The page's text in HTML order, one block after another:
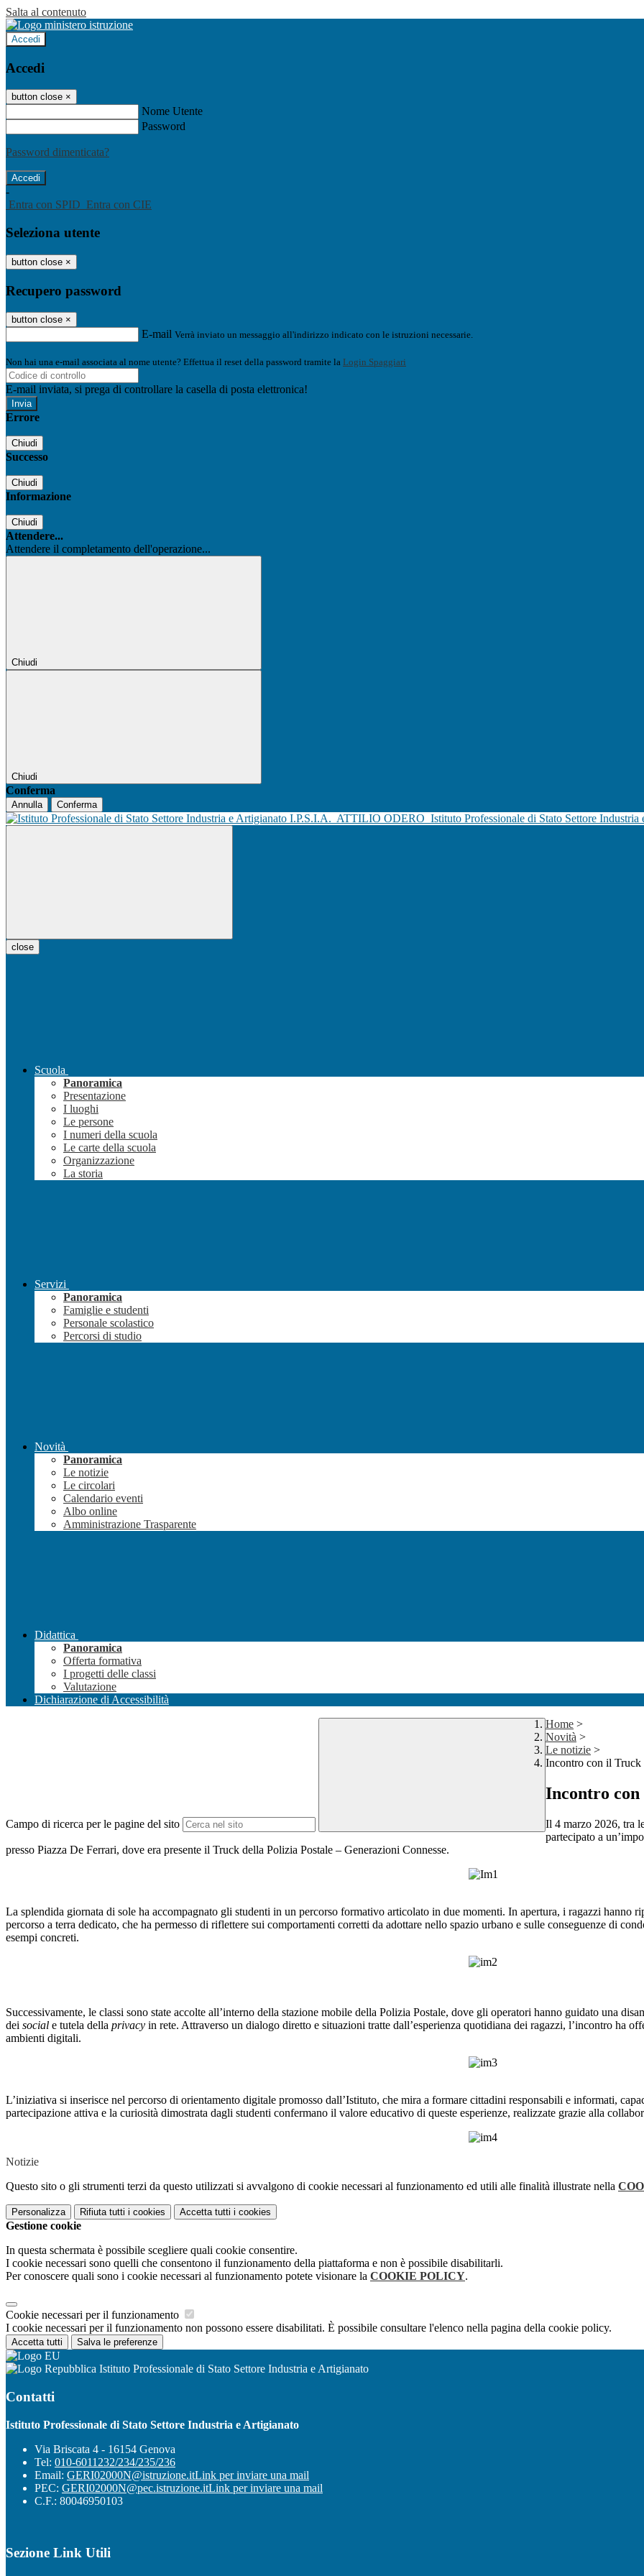
Salta al contenuto
Accedi
Accedi
button close ×
Nome Utente
Password
Password dimenticata?
-
Entra con SPID Entra con CIE
Seleziona utente
button close ×
Recupero password
button close ×
E-mail Verrà inviato un messaggio all'indirizzo indicato con le istruzioni necessarie.
Non hai una e-mail associata al nome utente? Effettua il reset della password tramite la Login Spaggiari
E-mail inviata, si prega di controllare la casella di posta elettronica!
Errore
Chiudi
Successo
Chiudi
Informazione
Chiudi
Attendere...
Attendere il completamento dell'operazione...
Chiudi
Chiudi
Conferma
Annulla Conferma
I.P.S.I.A. ATTILIO ODERO Istituto Professionale di Stato Settore Industria
close
Scuola
Panoramica
Presentazione
I luoghi
Le persone
I numeri della scuola
Le carte della scuola
Organizzazione
La storia
Servizi
Panoramica
Famiglie e studenti
Personale scolastico
Percorsi di studio
Novità
Panoramica
Le notizie
Le circolari
Calendario eventi
Albo online
Amministrazione Trasparente
Didattica
Panoramica
Offerta formativa
I progetti delle classi
Valutazione
Dichiarazione di Accessibilità
Campo di ricerca per le pagine del sito
Home >
Novità >
Le notizie >
Incontro con il Truck
Incontro
Il 4 marzo 2026, tra
partecipato a
presso Piazza De Ferrari, dove era presente il Truck della Polizia Postale – Generazioni Connesse.
La splendida giornata di sole ha accompagnato gli studenti in un percorso formativo articolato in due momenti. In apertura, i ragazzi hanno
percorso a terra dedicato, che ha permesso di riflettere sui comportamenti corretti da adottare nello spazio urbano e sulle conseguenze di
esempi concreti.
Successivamente, le classi sono state accolte all’interno della stazione mobile della Polizia Postale, dove gli operatori hanno guidato una
dei social e tutela della privacy in rete. Attraverso un dialogo diretto e situazioni tratte dall’esperienza quotidiana dei ragazzi, l’incontro ha
ambienti digitali.
L’iniziativa si inserisce nel percorso di orientamento digitale promosso dall’Istituto, che mira a formare cittadini responsabili e informati,
partecipazione attiva e la curiosità dimostrata dagli studenti confermano il valore educativo di queste esperienze, realizzate grazie alla
Notizie
Questo sito o gli strumenti terzi da questo utilizzati si avvalgono di cookie necessari al funzionamento ed utili alle finalità illustrate nella
Personalizza Rifiuta tutti i cookies Accetta tutti i cookies
Gestione cookie
In questa schermata è possibile scegliere quali cookie consentire.
I cookie necessari sono quelli che consentono il funzionamento della piattaforma e non è possibile disabilitarli.
Per conoscere quali sono i cookie necessari al funzionamento potete visionare la COOKIE POLICY.
Cookie necessari per il funzionamento
I cookie necessari per il funzionamento non possono essere disabilitati. È possibile consultare l'elenco nella pagina della cookie policy.
Accetta tutti Salva le preferenze
Istituto Professionale di Stato Settore Industria e Artigianato
Contatti
Istituto Professionale di Stato Settore Industria e Artigianato
Via Briscata 4 - 16154 Genova
Tel: 010-6011232/234/235/236
Email: GERI02000N@istruzione.itLink per inviare una mail
PEC: GERI02000N@pec.istruzione.itLink per inviare una mail
C.F.: 80046950103
Sezione Link Utili